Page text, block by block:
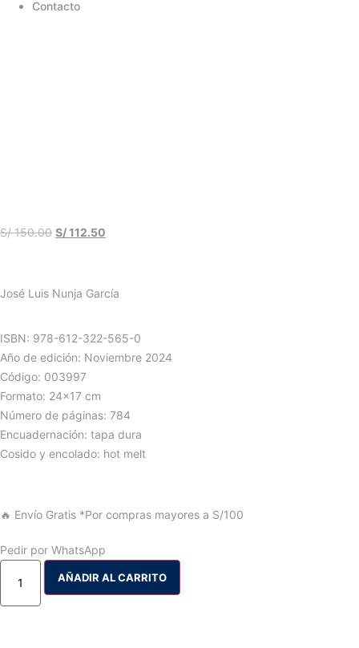
Contacto
S/150.00 S/112.50
José Luis Nunja García
ISBN: 978-612-322-565-0
Año de edición: Noviembre 2024
Código: 003997
Formato: 24×17 cm
Número de páginas: 784
Encuadernación: tapa dura
Cosido y encolado: hot melt
🔥 Envío Gratis *Por compras mayores a S/100
Pedir por WhatsApp
AÑADIR AL CARRITO